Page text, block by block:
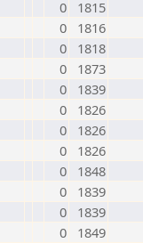
0
1815
0
1816
0
1818
0
1873
0
1839
0
1826
0
1826
0
1826
0
1848
0
1839
0
1839
0
1849